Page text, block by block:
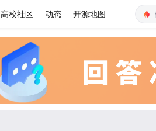
高校社区 动态 开源地图